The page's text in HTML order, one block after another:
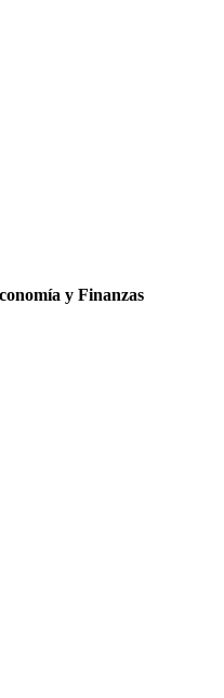
y Finanzas